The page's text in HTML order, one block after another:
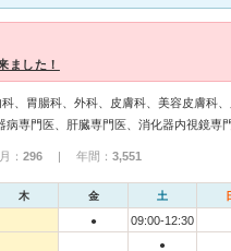
ました！
科、胃腸科、外科、皮膚科、美容皮膚科
296 | 年間： 3,551
木 金 土
●
09:00-12:30
●